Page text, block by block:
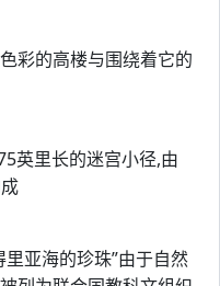
彩的高楼与围绕着它的
英里长的迷宫小径,由
亚海的珍珠”由于自然